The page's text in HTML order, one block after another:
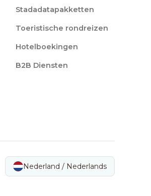
Stadadatapakketten
Toeristische rondreizen
Hotelboekingen
B2B Diensten
Nederland / Nederlands